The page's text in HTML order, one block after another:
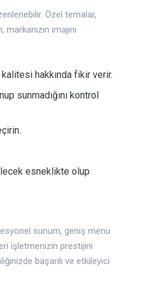
Özel temalar,
imajını
hakkında fikir verir.
sunmadığını kontrol
esneklikte olup
sunum, geniş menü
işletmenizin prestijini
başarılı ve etkileyici